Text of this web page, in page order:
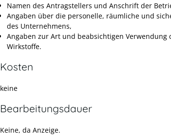
Namen des Antragstellers und Anschrift der
Angaben über die personelle, räumliche und
des Unternehmens,
Angaben zur Art und beabsichtigen Verwendung
Wirkstoffe.
Kosten
keine
Bearbeitungsdauer
Keine, da Anzeige.